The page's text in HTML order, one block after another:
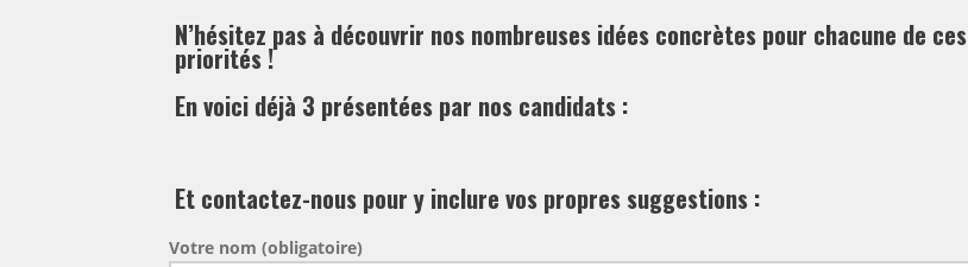
N’hésitez pas à découvrir nos nombreuses idées concrètes pour chacune de ces
priorités !
En voici déjà 3 présentées par nos candidats :
Et contactez-nous pour y inclure vos propres suggestions :
Votre nom (obligatoire)